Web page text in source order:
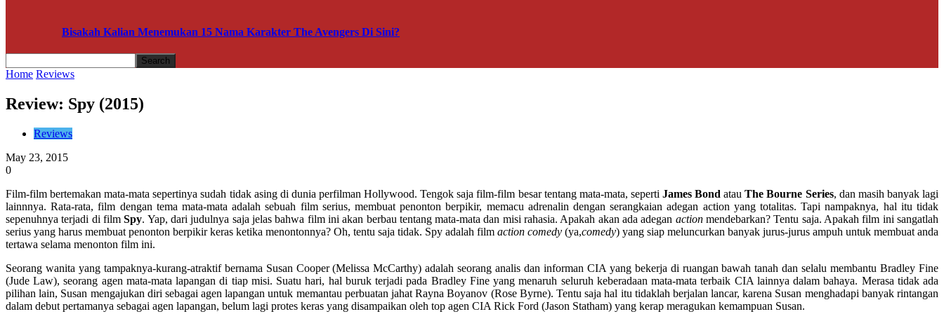
Bisakah Kalian Menemukan 15 Nama Karakter The Avengers Di Sini?
Home Reviews
Review: Spy (2015)
Reviews
May 23, 2015
0
Film-film bertemakan mata-mata sepertinya sudah tidak asing di dunia perfilman Hollywood. Tengok saja film-film besar tentang mata-mata, seperti James Bond atauThe Bourne Series, dan masih banyak lagi
lainnnya. Rata-rata, film dengan tema mata-mata adalah sebuah film serius, membuat penonton berpikir, memacu adrenalin dengan serangkaian adegan action yang totalitas. Tapi nampaknya, hal itu tidak
sepenuhnya terjadi di filmSpy. Yap, dari judulnya saja jelas bahwa film ini akan berbau tentang mata-mata dan misi rahasia. Apakah akan ada adegan actionmendebarkan? Tentu saja. Apakah film ini sangatlah
serius yang harus membuat penonton berpikir keras ketika menontonnya? Oh, tentu saja tidak. Spy adalah film action comedy (ya,comedy) yang siap meluncurkan banyak jurus-jurus ampuh untuk membuat anda
tertawa selama menonton film ini.
Seorang wanita yang tampaknya-kurang-atraktif bernama Susan Cooper (Melissa McCarthy) adalah seorang analis dan informan CIA yang bekerja di ruangan bawah tanah dan selalu membantu Bradley Fine
(Jude Law), seorang agen mata-mata lapangan di tiap misi. Suatu hari, hal buruk terjadi pada Bradley Fine yang menaruh seluruh keberadaan mata-mata terbaik CIA lainnya dalam bahaya. Merasa tidak ada
pilihan lain, Susan mengajukan diri sebagai agen lapangan untuk memantau perbuatan jahat Rayna Boyanov (Rose Byrne). Tentu saja hal itu tidaklah berjalan lancar, karena Susan menghadapi banyak rintangan
dalam debut pertamanya sebagai agen lapangan, belum lagi protes keras yang disampaikan oleh top agen CIA Rick Ford (Jason Statham) yang kerap meragukan kemampuan Susan.